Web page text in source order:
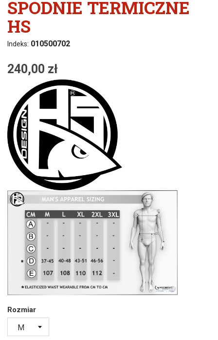
SPODNIE TERMICZNE
HS
Indeks: 010500702
240,00 zł
Rozmiar